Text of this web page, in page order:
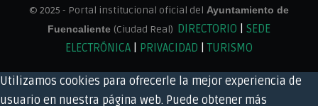
© 2025 - Portal institucional oficial del Ayuntamiento de
Fuencaliente (Ciudad Real) DIRECTORIO
SEDE
ELECTRÓNICA
PRIVACIDAD |TURISMO
Utilizamos cookies para ofrecerle la mejor experiencia de
usuario en nuestra página web. Puede obtener más